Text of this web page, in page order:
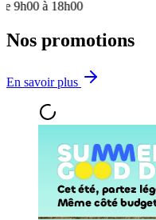
18h00
Nos promotions
En savoir plus